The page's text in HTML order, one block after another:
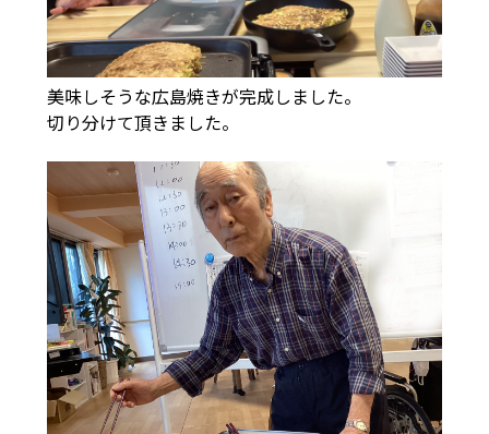
美味しそうな広島焼きが完成しました。
切り分けて頂きました。